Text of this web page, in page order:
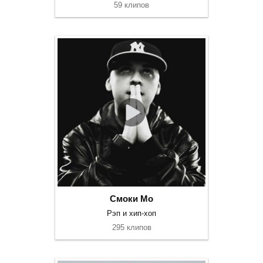
59 клипов
Смоки Мо
Рэп и хип-хоп
295 клипов